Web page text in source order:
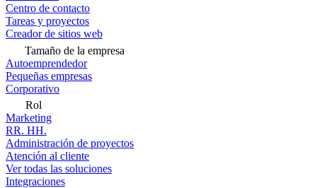
Centro de contacto
Tareas y proyectos
Creador de sitios web
Tamaño de la empresa
Autoemprendedor
Pequeñas empresas
Corporativo
Rol
Marketing
RR. HH.
Administración de proyectos
Atención al cliente
Ver todas las soluciones
Integraciones